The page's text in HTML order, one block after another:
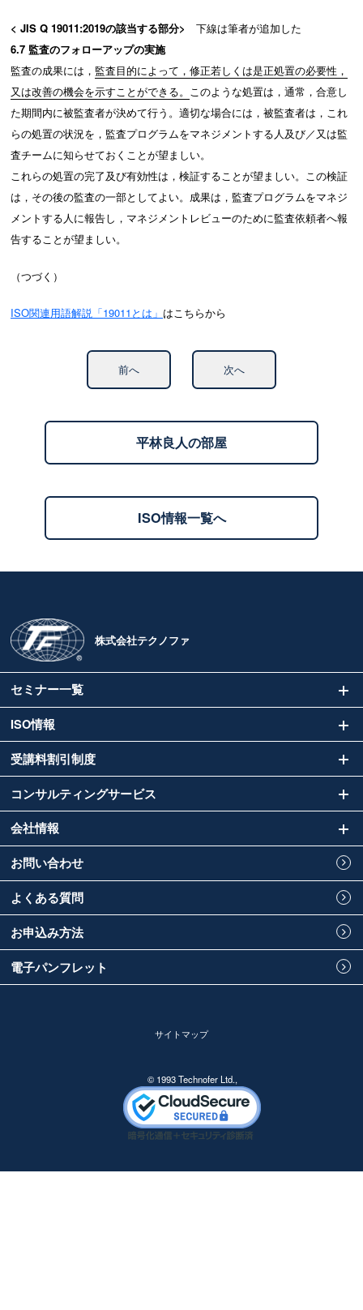
< JIS Q 19011:2019の該当する部分>
下線は筆者が追加した
6.7 監査のフォローアップの実施
監査の成果には， 監査目的によって，修正若しくは是正処置の必要性，
又は改善の機会を示すことができる。 このような処置は，通常，合意し
た期間内に被監査者が決めて行う。適切な場合には，被監査者は，これ
らの処置の状況を，監査プログラムをマネジメントする人及び／又は監
査チームに知らせておくことが望ましい。
これらの処置の完了及び有効性は，検証することが望ましい。この検証
は，その後の監査の一部としてよい。成果は，監査プログラムをマネジ
メントする人に報告し，マネジメントレビューのために監査依頼者へ報
告することが望ましい。
（つづく）
ISO関連用語解説「19011とは」 はこちらから
前へ 次へ
平林良人の部屋
ISO情報一覧へ
株式会社テクノファ
セミナー一覧
ISO情報
受講料割引制度
コンサルティングサービス
会社情報
お問い合わせ
よくある質問
お申込み方法
電子パンフレット
サイトマップ
© 1993 Technofer Ltd.,